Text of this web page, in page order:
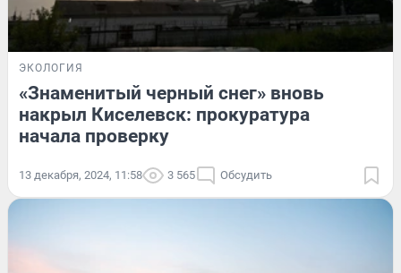
ЭКОЛОГИЯ
«Знаменитый черный снег» вновь
накрыл Киселевск: прокуратура
начала проверку
13 декабря, 2024, 11:58 3 565 Обсудить